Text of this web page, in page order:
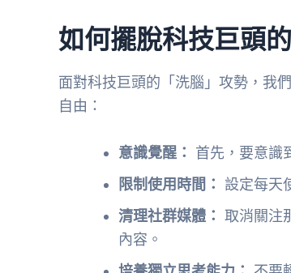
如何擺脫科技巨頭
面對科技巨頭的「洗腦」攻勢，我
自由：
意識覺醒：
首先，要意識
限制使用時間：
設定每天
清理社群媒體： 取消關注
內容。